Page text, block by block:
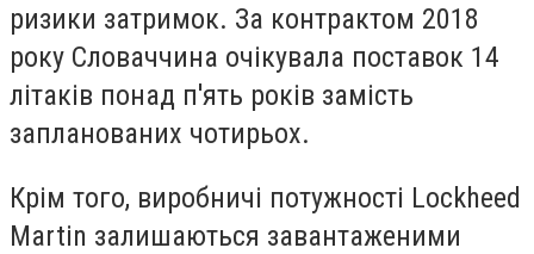
ризики затримок. За контрактом 2018
року Словаччина очікувала поставок 14
літаків понад п'ять років замість
запланованих чотирьох.
Крім того, виробничі потужності Lockheed
Martin залишаються завантаженими